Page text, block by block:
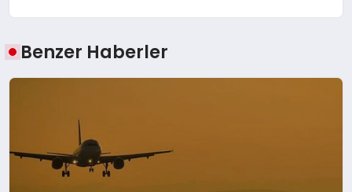
Benzer Haberler